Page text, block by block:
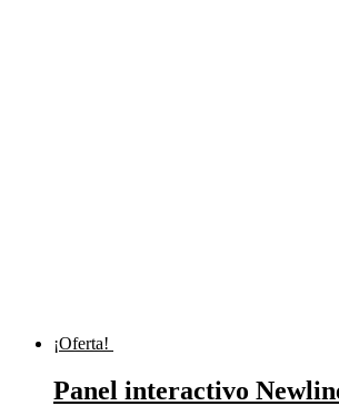
¡Oferta!
Panel interactivo